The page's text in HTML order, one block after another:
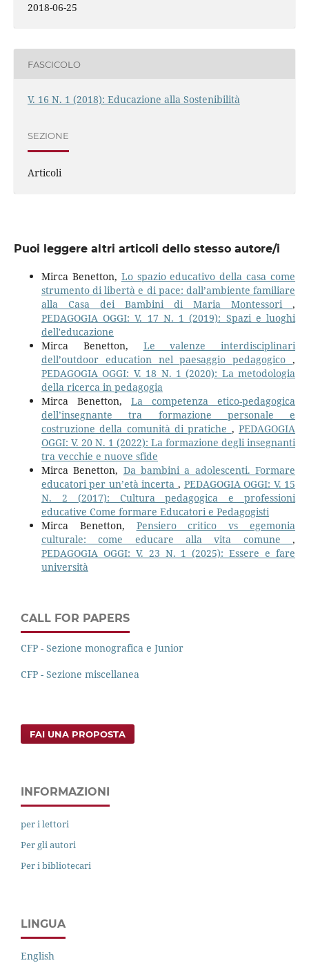
2018-06-25
FASCICOLO
V. 16 N. 1 (2018): Educazione alla Sostenibilità
SEZIONE
Articoli
Puoi leggere altri articoli dello stesso autore/i
Mirca Benetton, Lo spazio educativo della casa come
strumento di libertà e di pace: dall’ambiente familiare
alla Casa dei Bambini di Maria Montessori,
PEDAGOGIA OGGI: V. 17 N. 1 (2019): Spazi e luoghi
dell'educazione
Mirca Benetton, Le valenze interdisciplinari
dell’outdoor education nel paesaggio pedagogico,
PEDAGOGIA OGGI: V. 18 N. 1 (2020): La metodologia
della ricerca in pedagogia
Mirca Benetton, La competenza etico-pedagogica
dell’insegnante tra formazione personale e
costruzione della comunità di pratiche ,PEDAGOGIA
OGGI: V. 20 N. 1 (2022): La formazione degli insegnanti
tra vecchie e nuove sfide
Mirca Benetton, Da bambini a adolescenti. Formare
educatori per un’età incerta , PEDAGOGIA OGGI: V. 15
N. 2 (2017): Cultura pedagogica e professioni
educative Come formare Educatori e Pedagogisti
Mirca Benetton, Pensiero critico vs egemonia
culturale: come educare alla vita comune,
PEDAGOGIA OGGI: V. 23 N. 1 (2025): Essere e fare
università
CALL FOR PAPERS
CFP - Sezione monografica e Junior
CFP - Sezione miscellanea
FAI UNA PROPOSTA
INFORMAZIONI
per i lettori
Per gli autori
Per i bibliotecari
LINGUA
English